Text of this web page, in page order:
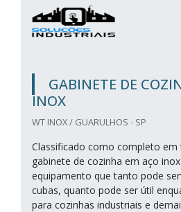
GABINETE DE
INOX
WT INOX / GUARULHOS - SP
Classificado como completo
gabinete de cozinha em aço
equipamento que tanto pode
cubas, quanto pode ser útil
para cozinhas industriais e